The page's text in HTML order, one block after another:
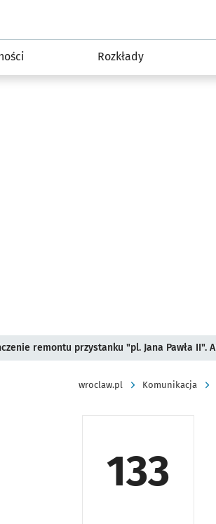
Rozkłady
remontu przystanku "pl. Jana Pawła II".
wroclaw.pl Komunikacja
133